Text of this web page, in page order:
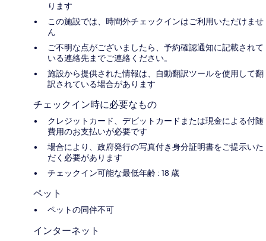
ります
この施設では、時間外チェックインはご利用いただけませ
ん
ご不明な点がございましたら、予約確認通知に記載されて
いる連絡先までご連絡ください。
施設から提供された情報は、自動翻訳ツールを使用して翻
訳されている場合があります
チェックイン時に必要なもの
クレジットカード、デビットカードまたは現金による付随
費用のお支払いが必要です
場合により、政府発行の写真付き身分証明書をご提示いた
だく必要があります
チェックイン可能な最低年齢 : 18 歳
ペット
ペットの同伴不可
インターネット